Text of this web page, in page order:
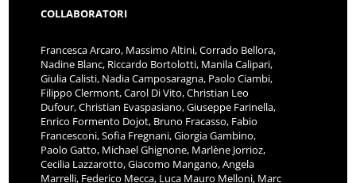
COLLABORATORI
Francesca Arcaro, Massimo Altini, Corrado Bellora,
Nadine Blanc, Riccardo Bortolotti, Manila Calipari,
Giulia Calisti, Nadia Camposaragna, Paolo Ciambi,
Filippo Clermont, Carol Di Vito, Christian Leo
Dufour, Christian Evaspasiano, Giuseppe Farinella,
Enrico Formento Dojot, Bruno Fracasso, Fabio
Francesconi, Sofia Fregnani, Giorgia Gambino,
Paolo Gatto, Michael Ghignone, Marlène Jorrioz,
Cecilia Lazzarotto, Giacomo Mangano, Angela
Marrelli, Federico Mecca, Luca Mauro Melloni, Marc